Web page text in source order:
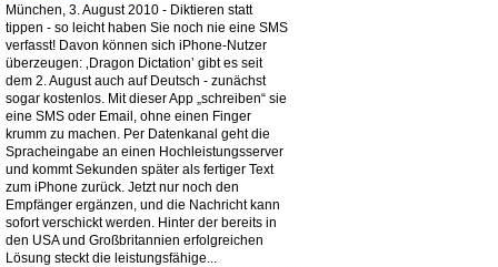
München, 3. August 2010 - Diktieren statt
tippen - so leicht haben Sie noch nie eine SMS
verfasst! Davon können sich iPhone-Nutzer
überzeugen: ‚Dragon Dictation’ gibt es seit
dem 2. August auch auf Deutsch - zunächst
sogar kostenlos. Mit dieser App „schreiben“ sie
eine SMS oder Email, ohne einen Finger
krumm zu machen. Per Datenkanal geht die
Spracheingabe an einen Hochleistungsserver
und kommt Sekunden später als fertiger Text
zum iPhone zurück. Jetzt nur noch den
Empfänger ergänzen, und die Nachricht kann
sofort verschickt werden. Hinter der bereits in
den USA und Großbritannien erfolgreichen
Lösung steckt die leistungsfähige...